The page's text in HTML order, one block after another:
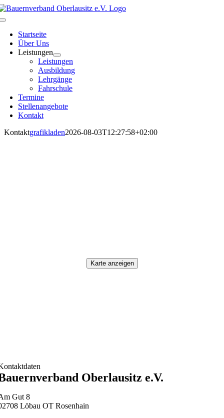
Zum
Inhalt
Toggle
NavigationStartseite
Über Uns
Leistungen
Leistungen
Ausbildung
Lehrgänge
Fahrschule
Termine
Stellenangebote
Kontakt
Kontaktgrafikladen2026-08-03T12:27:58+02:00
Karte anzeigen
Oberlausitz e.V.
Gut 8
Löbau OT Rosenhain